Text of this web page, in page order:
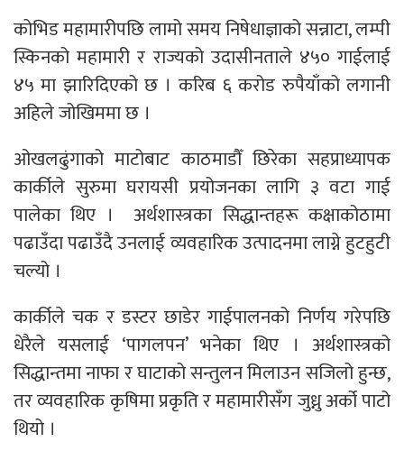
कोभिड महामारीपछि लामो समय निषेधाज्ञाको सन्नाटा, लम्पी
स्किनको महामारी र राज्यको उदासीनताले ४५० गाईलाई
४५ मा झारिदिएको छ । करिब ६ करोड रुपैयाँको लगानी
अहिले जोखिममा छ ।
ओखलढुंगाको माटोबाट काठमाडौँ छिरेका सहप्राध्यापक
कार्कीले सुरुमा घरायसी प्रयोजनका लागि ३ वटा गाई
पालेका थिए । अर्थशास्त्रका सिद्धान्तहरू कक्षाकोठामा
पढाउँदा पढाउँदै उनलाई व्यवहारिक उत्पादनमा लाग्ने हुटहुटी
चल्यो ।
कार्कीले चक र डस्टर छाडेर गाईपालनको निर्णय गरेपछि
धेरैले यसलाई ‘पागलपन’ भनेका थिए । अर्थशास्त्रको
सिद्धान्तमा नाफा र घाटाको सन्तुलन मिलाउन सजिलो हुन्छ,
तर व्यवहारिक कृषिमा प्रकृति र महामारीसँग जुध्नु अर्को पाटो
थियो ।